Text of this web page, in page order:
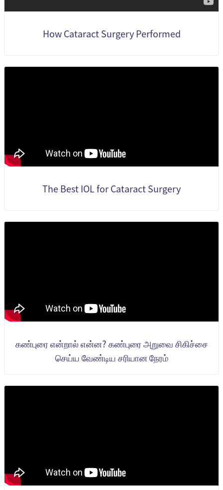
How Cataract Surgery Performed
The Best IOL for Cataract Surgery
கண்புரை என்றால் என்ன? கண்புரை அறுவை சிகிச்சை
செய்ய வேண்டிய சரியான நேரம்